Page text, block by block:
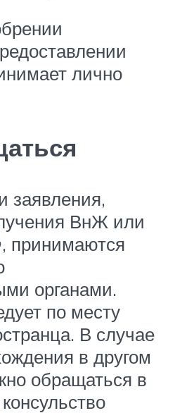
лично
заявления,
ВнЖ или
принимаются
органами.
по месту
В случае
в другом
обращаться в